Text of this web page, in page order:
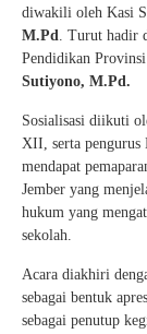
diwakili oleh Kasi
M.Pd. Turut hadir
Pendidikan
Sutiyono, M.Pd.
Sosialisasi diikuti
XII, serta pengurus
mendapat
Jember yang
hukum yang
sekolah.
Acara diakhiri
sebagai bentuk
sebagai penutup